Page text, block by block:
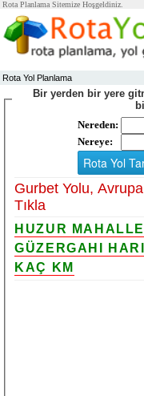
Rota Planlama Sitemize Hoşgeldiniz.
Rota Yol Planlama
Bir yerden bir yere
Nereden:
Nereye:
Gurbet Yolu,
Tıkla
HUZUR
GÜZERGAHI
KAÇ KM